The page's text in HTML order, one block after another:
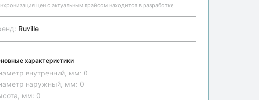
цен с актуальным прайсом находится в разработке
Ruville
характеристики
внутренний, мм: 0
наружный, мм: 0
мм: 0